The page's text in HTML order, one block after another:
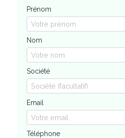
Prénom
Nom
Société
Email
Téléphone